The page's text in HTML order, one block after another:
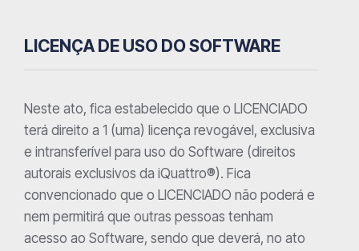
LICENÇA DE USO DO SOFTWARE
Neste ato, fica estabelecido que o LICENCIADO
terá direito a 1 (uma) licença revogável, exclusiva
e intransferível para uso do Software (direitos
autorais exclusivos da iQuattro®). Fica
convencionado que o LICENCIADO não poderá e
nem permitirá que outras pessoas tenham
acesso ao Software, sendo que deverá, no ato